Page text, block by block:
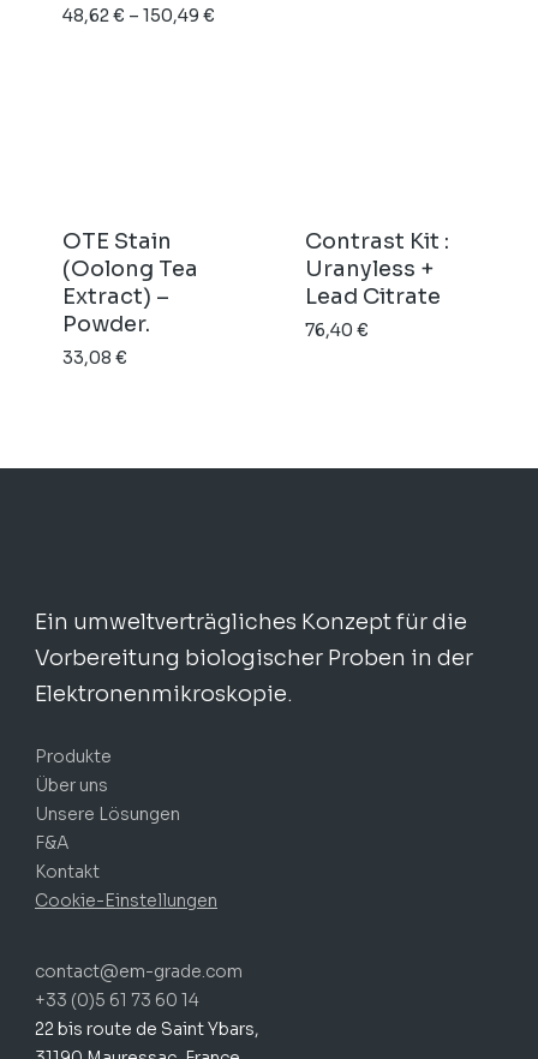
48,62 € – 150,49 €Preisspanne:
OTE Stain
(Oolong Tea
Extract) –
Powder.
33,08 €
Contrast Kit :
Uranyless +
Lead Citrate
76,40 €
Ein umweltverträgliches Konzept für die
Vorbereitung biologischer Proben in der
Elektronenmikroskopie.
Produkte
Über uns
Unsere Lösungen
F&A
Kontakt
Cookie-Einstellungen
contact@em-grade.com
+33 (0)5 61 73 60 14
22 bis route de Saint Ybars,